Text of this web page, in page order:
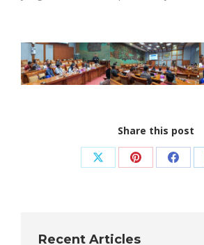
Share this post
Share Share Share
Recent Articles